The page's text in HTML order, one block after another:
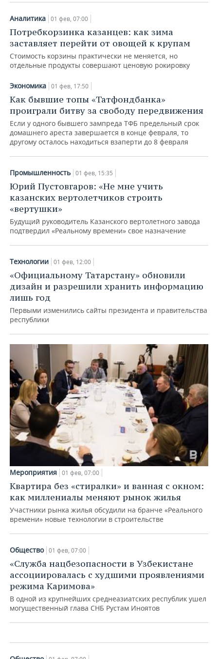
Аналитика 01 фев, 07:00
Потребкорзинка казанцев: как зима
заставляет перейти от овощей к крупам
Стоимость корзины практически не меняется, но
отдельные продукты совершают ценовую рокировку
Экономика 01 фев, 17:50
Как бывшие топы «Татфондбанка»
проиграли битву за свободу передвижения
Если у одного бывшего зампреда ТФБ предельный срок
домашнего ареста завершается в конце февраля, то
другому осталось находиться взаперти до 8 февраля
Промышленность 01 фев, 15:35
Юрий Пустовгаров: «Не мне учить
казанских вертолетчиков строить
«вертушки»
Будущий руководитель Казанского вертолетного завода
подтвердил «Реальному времени» свое назначение
Технологии 01 фев, 12:00
«Официальному Татарстану» обновили
дизайн и разрешили хранить информацию
лишь год
Первыми изменились сайты президента и правительства
республики
Мероприятия 01 фев, 07:00
Квартира без «стиралки» и ванная с окном:
как миллениалы меняют рынок жилья
Участники рынка жилья обсудили на бранче «Реального
времени» новые технологии в строительстве
Общество 01 фев, 07:00
«Служба нацбезопасности в Узбекистане
ассоциировалась с худшими проявлениями
режима Каримова»
В одной из крупнейших среднеазиатских республик ушел
могущественный глава СНБ Рустам Иноятов
Загадка сакалиба: можно ли
отождествлять их со славянами?
01 фев, 07:00